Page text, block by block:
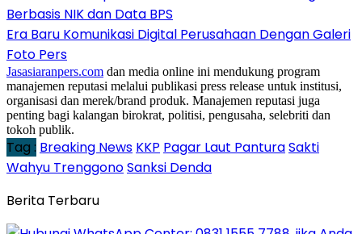
Berbasis NIK dan Data BPS
Era Baru Komunikasi Digital Perusahaan Dengan Galeri
Foto Pers
Jasasiaranpers.com dan media online ini mendukung program
manajemen reputasi melalui publikasi press release untuk institusi,
organisasi dan merek/brand produk. Manajemen reputasi juga
penting bagi kalangan birokrat, politisi, pengusaha, selebriti dan
tokoh publik.
Tag : Breaking News KKP Pagar Laut PanturaSakti
Wahyu TrenggonoSanksi Denda
Berita Terbaru